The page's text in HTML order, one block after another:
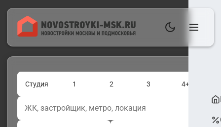
Студия 1 2 3 4+